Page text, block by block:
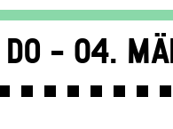
Do - 04.